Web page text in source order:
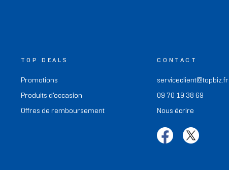
TOP DEALS
Promotions
Produits d'occasion
Offres de remboursement
CONTACT
serviceclient@topbiz.fr
09 70 19 38 69
Nous écrire